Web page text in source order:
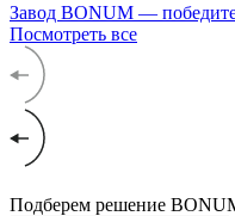
Завод BONUM —
Посмотреть все
Подберем решение